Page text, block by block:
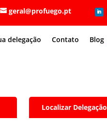
geral@profuego.pt
delegação Contato Blog
Localizar Delegação